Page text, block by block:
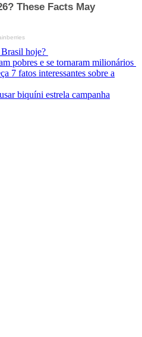
hoje?
pobres e se tornaram milionários
7 fatos interessantes sobre a
biquíni estrela campanha